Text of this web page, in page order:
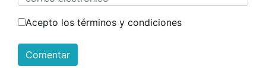
Acepto los términos y condiciones
Comentar